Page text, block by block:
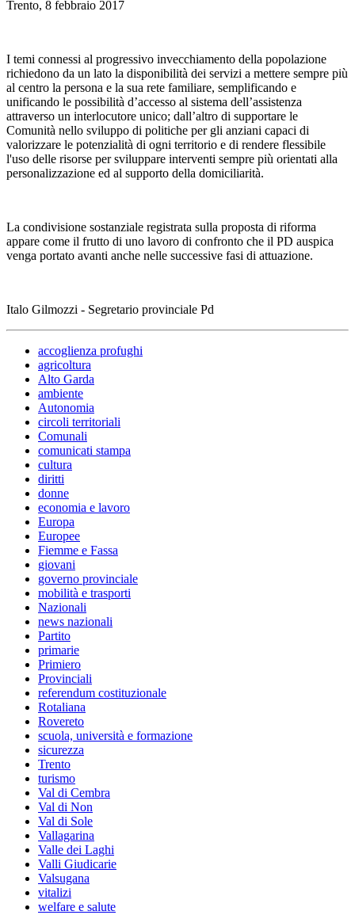
Trento, 8 febbraio 2017
I temi connessi al progressivo invecchiamento della popolazione
richiedono da un lato la disponibilità dei servizi a mettere sempre più
al centro la persona e la sua rete familiare, semplificando e
unificando le possibilità d’accesso al sistema dell’assistenza
attraverso un interlocutore unico; dall’altro di supportare le
Comunità nello sviluppo di politiche per gli anziani capaci di
valorizzare le potenzialità di ogni territorio e di rendere flessibile
l'uso delle risorse per sviluppare interventi sempre più orientati alla
personalizzazione ed al supporto della domiciliarità.
La condivisione sostanziale registrata sulla proposta di riforma
appare come il frutto di uno lavoro di confronto che il PD auspica
venga portato avanti anche nelle successive fasi di attuazione.
Italo Gilmozzi - Segretario provinciale Pd
accoglienza profughi
agricoltura
Alto Garda
ambiente
Autonomia
circoli territoriali
Comunali
comunicati stampa
cultura
diritti
donne
economia e lavoro
Europa
Europee
Fiemme e Fassa
giovani
governo provinciale
mobilità e trasporti
Nazionali
news nazionali
Partito
primarie
Primiero
Provinciali
referendum costituzionale
Rotaliana
Rovereto
scuola, università e formazione
sicurezza
Trento
turismo
Val di Cembra
Val di Non
Val di Sole
Vallagarina
Valle dei Laghi
Valli Giudicarie
Valsugana
vitalizi
welfare e salute